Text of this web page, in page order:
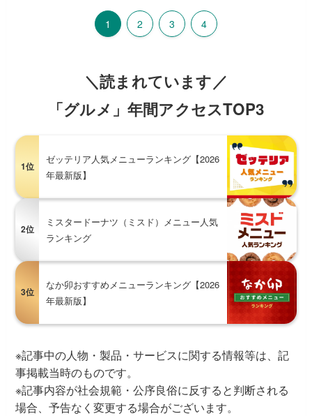
1 2 3 4
＼読まれています／
「グルメ」年間アクセスTOP3
1位
ゼッテリア人気メニューランキング【2026
年最新版】
2位
ミスタードーナツ（ミスド）メニュー人気
ランキング
3位
なか卯おすすめメニューランキング【2026
年最新版】
※記事中の人物・製品・サービスに関する情報等は、記
事掲載当時のものです。
※記事内容が社会規範・公序良俗に反すると判断される
場合、予告なく変更する場合がございます。